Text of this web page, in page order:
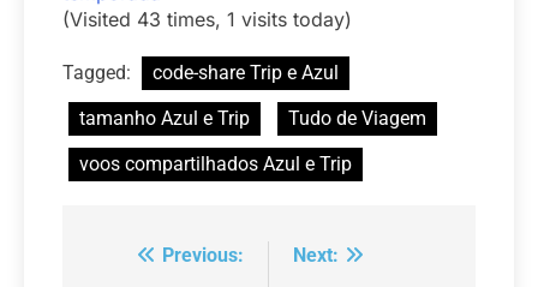
(Visited 43 times, 1 visits today)
Tagged:
code-share Trip e Azul
tamanho Azul e Trip
Tudo de Viagem
voos compartilhados Azul e Trip
Navegação
Previous:
Next: